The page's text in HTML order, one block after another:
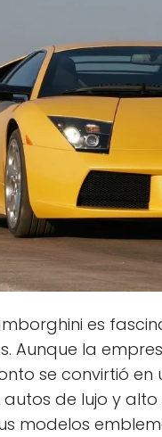
es
Aunque la
se convirtió
de lujo y
modelos